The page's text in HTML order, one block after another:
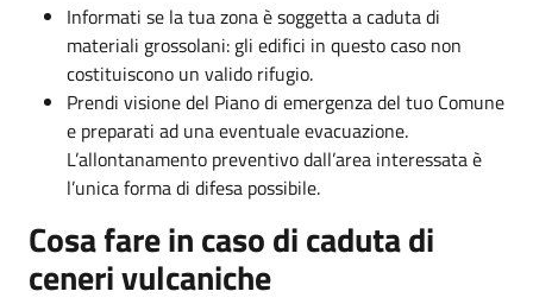
Informati se la tua zona è soggetta a caduta di
materiali grossolani: gli edifici in questo caso non
costituiscono un valido rifugio.
Prendi visione del Piano di emergenza del tuo Comune
e preparati ad una eventuale evacuazione.
L’allontanamento preventivo dall’area interessata è
l’unica forma di difesa possibile.
Cosa fare in caso di caduta di
ceneri vulcaniche